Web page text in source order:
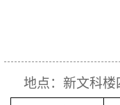
地点： 新文科楼